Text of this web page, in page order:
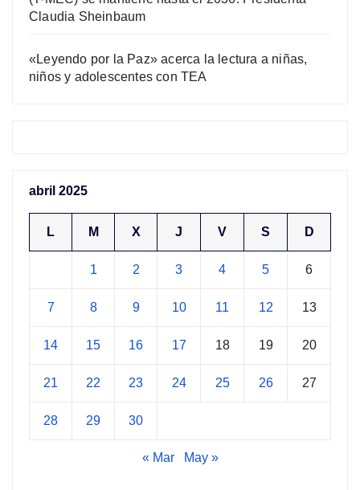
Claudia Sheinbaum
«Leyendo por la Paz» acerca la lectura a niñas,
niños y adolescentes con TEA
abril 2025
L M X J V S D
1 2 3 4 5 6
7 8 9 10 11 12 13
14 15 16 17 18 19 20
21 22 23 24 25 26 27
28 29 30
« Mar May »